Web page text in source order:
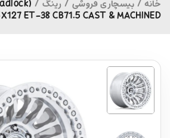
خانه / بیسچاری فروشی / رینگ /
ET-38 CB71.5 CAST & MACHINED